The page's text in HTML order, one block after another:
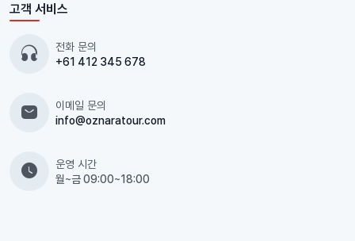
고객 서비스
전화 문의
+61 412 345 678
이메일 문의
info@oznaratour.com
운영 시간
월~금 09:00~18:00